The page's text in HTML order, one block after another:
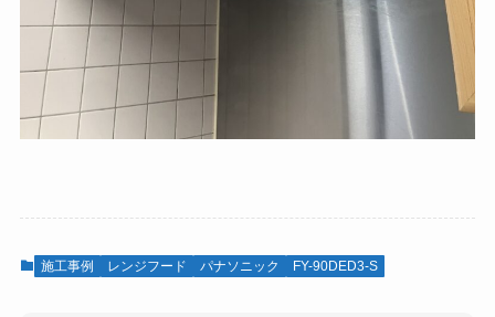
施工事例 レンジフード パナソニック FY-90DED3-S